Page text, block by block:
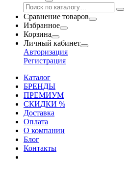
Сравнение товаров
Избранное
Корзина
Личный кабинет
Авторизация
Регистрация
Каталог
БРЕНДЫ
ПРЕМИУМ
СКИДКИ %
Доставка
Оплата
О компании
Блог
Контакты